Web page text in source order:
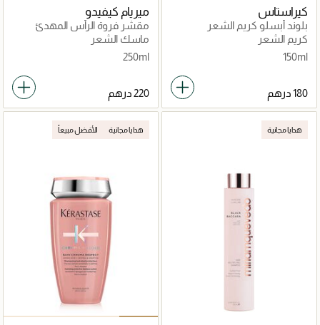
كيراستاس
بلوند أبسلو كريم الشعر
سيكابلاسم 150مل
كريم الشعر
150ml
ميريام كيفيدو
مقشر فروة الرأس المهدئ
بالكافيار الأسود الفاخر
ماسك الشعر
250ml
هدايا مجانية هدايا مجانية الأفضل مبيعاً